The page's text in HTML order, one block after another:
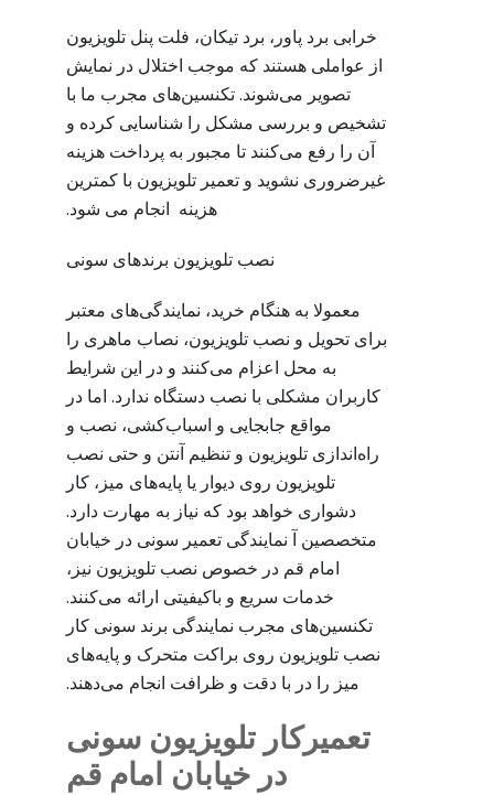
خرابی برد پاور، برد تیکان، فلت پنل تلویزیون
از عواملی هستند که موجب اختلال در نمایش
تصویر می‌شوند. تکنسین‌های مجرب ما با
تشخیص و بررسی مشکل را شناسایی کرده و
آن را رفع می‌کنند تا مجبور به پرداخت هزینه
غیرضروری نشوید و تعمیر تلویزیون با کمترین
هزینه انجام می شود.
نصب تلویزیون برندهای سونی
معمولا به هنگام خرید، نمایندگی‌های معتبر
برای تحویل و نصب تلویزیون، نصاب ماهری را
به محل اعزام می‌کنند و در این شرایط
کاربران مشکلی با نصب دستگاه ندارد. اما در
مواقع جابجایی و اسباب‌کشی، نصب و
راه‌اندازی تلویزیون و تنظیم آنتن و حتی نصب
تلویزیون روی دیوار یا پایه‌های میز، کار
دشواری خواهد بود که نیاز به مهارت دارد.
متخصصین آ نمایندگی تعمیر سونی در خیابان
امام قم در خصوص نصب تلویزیون نیز،
خدمات سریع و باکیفیتی ارائه می‌کنند.
تکنسین‌های مجرب نمایندگی برند سونی کار
نصب تلویزیون روی براکت متحرک و پایه‌های
میز را در با دقت و ظرافت انجام می‌دهند.
تعمیرکار تلویزیون سونی
در خیابان امام قم